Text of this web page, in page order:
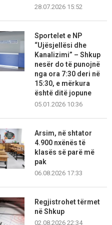
28.07.2026 15:52
Sportelet e NP
“Ujësjellësi dhe
Kanalizimi” – Shkup
nesër do të punojnë
nga ora 7:30 deri në
15:30, e mërkura
është ditë jopune
05.01.2026 10:36
Arsim, në shtator
4.900 nxënës të
klasës së parë më
pak
06.08.2026 17:33
Regjistrohet tërmet
në Shkup
02.08.2026 22:34